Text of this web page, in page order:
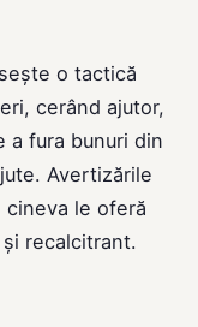
o tactică
cerând ajutor,
a fura bunuri din
Avertizările
cineva le oferă
recalcitrant.